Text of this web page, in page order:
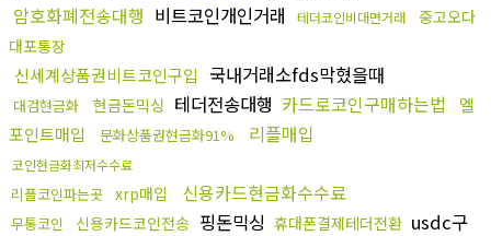
암호화폐전송대행 비트코인개인거래 테더코인비대면거래
중고오다
대포통장
신세계상품권비트코인구입 국내거래소fds막혔을때
대검현금화 현금돈믹싱 테더전송대행 카드로코인구매하는법
엘
포인트매입
문화상품권현금화91% 리플매입
코인현금화최저수수료
리플코인파는곳 xrp매입 신용카드현금화수수료
무통코인 신용카드코인전송 핑돈믹싱 휴대폰결제테더전환 usdc구